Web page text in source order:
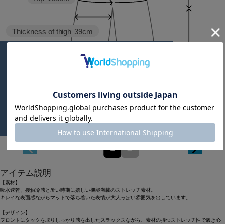
Hem width 22.3cm
Thickness of thigh 39cm
1 2
アイテム説明
【素材】
吸水速乾、接触冷感と暑い時期に嬉しい機能満載のストレッチ素材。
キレイな表面感ながらマットで落ち着いた表情が大人っぽい雰囲気を出しています。
【デザイン】
フロントにタックを取りしっかり感を出したスラックスながら、素材の持つストレッチ性で履き心